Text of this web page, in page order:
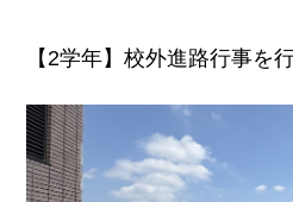
【2学年】校外進路行事を